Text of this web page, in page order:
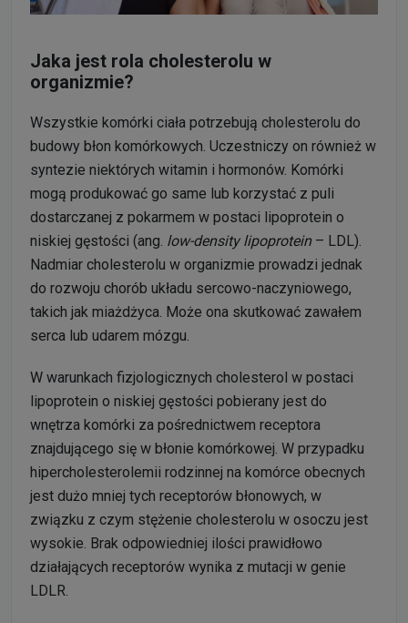
Jaka jest rola cholesterolu w
organizmie?
Wszystkie komórki ciała potrzebują cholesterolu do
budowy błon komórkowych. Uczestniczy on również w
syntezie niektórych witamin i hormonów. Komórki
mogą produkować go same lub korzystać z puli
dostarczanej z pokarmem w postaci lipoprotein o
niskiej gęstości (ang. low-density lipoprotein– LDL).
Nadmiar cholesterolu w organizmie prowadzi jednak
do rozwoju chorób układu sercowo-naczyniowego,
takich jak miażdżyca. Może ona skutkować zawałem
serca lub udarem mózgu.
W warunkach fizjologicznych cholesterol w postaci
lipoprotein o niskiej gęstości pobierany jest do
wnętrza komórki za pośrednictwem receptora
znajdującego się w błonie komórkowej. W przypadku
hipercholesterolemii rodzinnej na komórce obecnych
jest dużo mniej tych receptorów błonowych, w
związku z czym stężenie cholesterolu w osoczu jest
wysokie. Brak odpowiedniej ilości prawidłowo
działających receptorów wynika z mutacji w genie
LDLR.